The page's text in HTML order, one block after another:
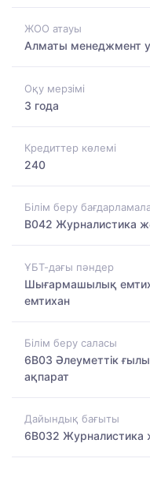
ЖОО атауы
Алматы менеджмент
Оқу мерзімі
3 года
Кредиттер көлемі
240
Білім беру
B042 Журналистика
ҰБТ-дағы пәндер
Шығармашылық
емтихан
Білім беру саласы
6B03 Әлеуметтік
ақпарат
Дайындық бағыты
6B032 Журналистика